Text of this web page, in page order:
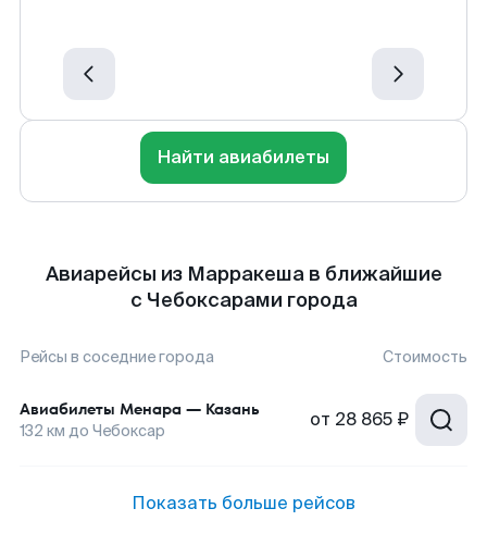
Найти авиабилеты
Авиарейсы из Марракеша в ближайшие
с Чебоксарами города
Рейсы в соседние города Стоимость
Авиабилеты Менара — Казань
132 км до Чебоксар от 28 865 ₽
Показать больше рейсов